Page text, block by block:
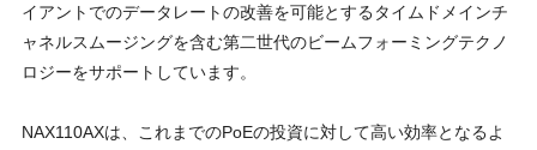
イアントでのデータレートの改善を可能とするタイムドメインチ
ャネルスムージングを含む第二世代のビームフォーミングテクノ
ロジーをサポートしています。
NAX110AXは、これまでのPoEの投資に対して高い効率となるよ